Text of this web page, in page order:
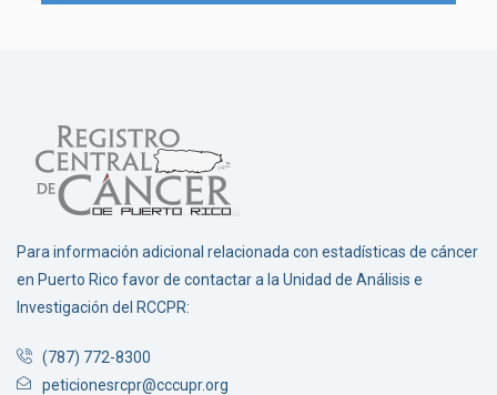
Para información adicional relacionada con estadísticas de cáncer
en Puerto Rico favor de contactar a la Unidad de Análisis e
Investigación del RCCPR:
(787) 772-8300
peticionesrcpr@cccupr.org